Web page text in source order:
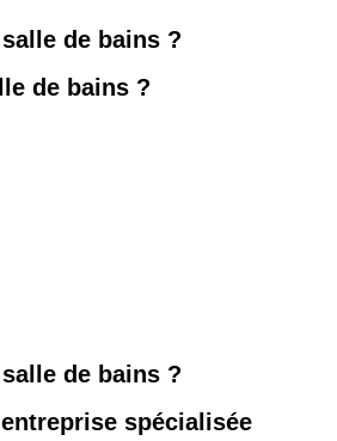
de bains ?
de bains ?
de bains ?
spécialisée